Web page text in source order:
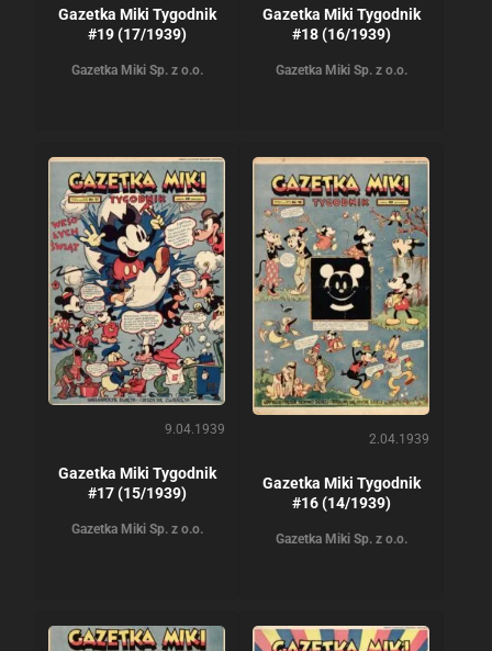
Gazetka Miki Tygodnik
#19 (17/1939)
Gazetka Miki Sp. z o.o.
Gazetka Miki Tygodnik
#18 (16/1939)
Gazetka Miki Sp. z o.o.
9.04.1939
Gazetka Miki Tygodnik
#17 (15/1939)
Gazetka Miki Sp. z o.o.
2.04.1939
Gazetka Miki Tygodnik
#16 (14/1939)
Gazetka Miki Sp. z o.o.